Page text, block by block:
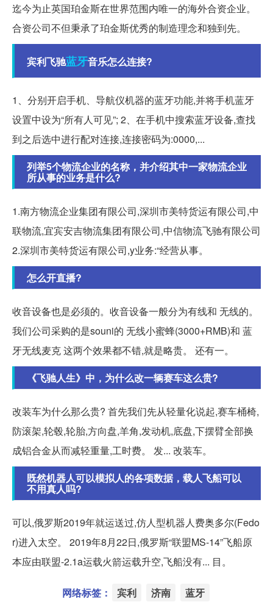
迄今为止英国珀金斯在世界范围内唯一的海外合资企业。
合资公司不但秉承了珀金斯优秀的制造理念和独到先。
宾利飞驰蓝牙音乐怎么连接?
1、分别开启手机、导航仪机器的蓝牙功能,并将手机蓝牙
设置中设为“所有人可见”; 2、在手机中搜索蓝牙设备,查找
到之后选中进行配对连接,连接密码为:0000,...
列举5个物流企业的名称，并介绍其中一家物流企业
所从事的业务是什么?
1.南方物流企业集团有限公司,深圳市美特货运有限公司,中
联物流,宜宾安吉物流集团有限公司,中信物流飞驰有限公司
2.深圳市美特货运有限公司,y业务:“经营从事。
怎么开直播?
收音设备也是必须的。收音设备一般分为有线和 无线的。
我们公司采购的是souni的 无线小蜜蜂(3000+RMB)和 蓝
牙无线麦克 这两个效果都不错,就是略贵。 还有一。
《飞驰人生》中，为什么改一辆赛车这么贵?
改装车为什么那么贵? 首先我们先从轻量化说起,赛车桶椅,
防滚架,轮毂,轮胎,方向盘,羊角,发动机,底盘,下摆臂全部换
成铝合金从而减轻重量,工时费。 发... 改装车。
既然机器人可以模拟人的各项数据，载人飞船可以
不用真人吗?
可以,俄罗斯2019年就运送过,仿人型机器人费奥多尔(Fedo
r)进入太空。 2019年8月22日,俄罗斯“联盟MS-14”飞船原
本应由联盟-2.1a运载火箭运载升空,飞船没有... 目。
网络标签： 宾利 济南 蓝牙